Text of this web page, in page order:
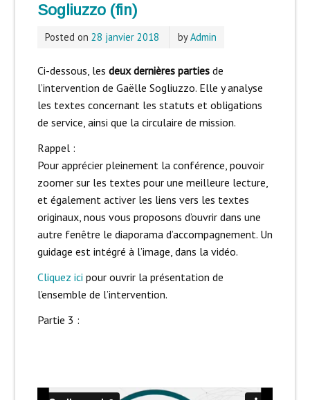
Sogliuzzo (fin)
Posted on 28 janvier 2018 byAdmin
Ci-dessous, les deux dernières partiesde
l’intervention de Gaëlle Sogliuzzo. Elle y analyse
les textes concernant les statuts et obligations
de service, ainsi que la circulaire de mission.
Rappel :
Pour apprécier pleinement la conférence, pouvoir
zoomer sur les textes pour une meilleure lecture,
et également activer les liens vers les textes
originaux, nous vous proposons d’ouvrir dans une
autre fenêtre le diaporama d’accompagnement. Un
guidage est intégré à l’image, dans la vidéo.
Cliquez ici pour ouvrir la présentation de
l’ensemble de l’intervention.
Partie 3 :